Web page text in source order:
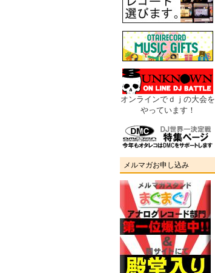
オンラインでｄｊの大会を
やっています！
メルマガお申し込み